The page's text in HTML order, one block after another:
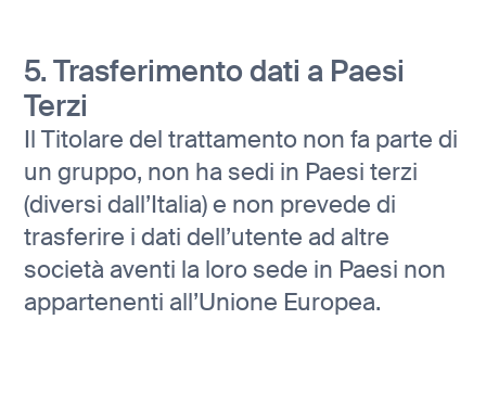
5. Trasferimento dati a Paesi
Terzi
Il Titolare del trattamento non fa parte di
un gruppo, non ha sedi in Paesi terzi
(diversi dall’Italia) e non prevede di
trasferire i dati dell’utente ad altre
società aventi la loro sede in Paesi non
appartenenti all’Unione Europea.